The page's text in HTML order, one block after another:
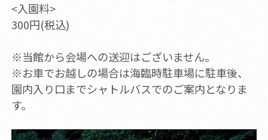
<入園料>
300円(税込)
※当館から会場への送迎はございません。
※お車でお越しの場合は海臨時駐車場に駐車後、
園内入り口までシャトルバスでのご案内となりま
す。